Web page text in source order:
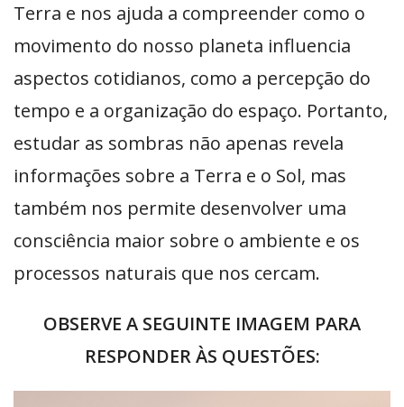
Terra e nos ajuda a compreender como o
movimento do nosso planeta influencia
aspectos cotidianos, como a percepção do
tempo e a organização do espaço. Portanto,
estudar as sombras não apenas revela
informações sobre a Terra e o Sol, mas
também nos permite desenvolver uma
consciência maior sobre o ambiente e os
processos naturais que nos cercam.
OBSERVE A SEGUINTE IMAGEM PARA
RESPONDER ÀS QUESTÕES: